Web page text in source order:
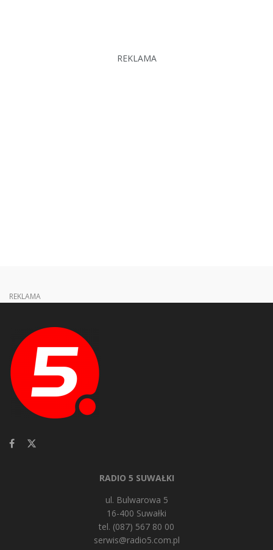
REKLAMA
REKLAMA
RADIO 5 SUWAŁKI
ul. Bulwarowa 5
16-400 Suwałki
tel. (087) 567 80 00
serwis@radio5.com.pl